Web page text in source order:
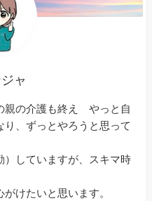
ャ
親の介護も終え やっと自
、ずっとやろうと思って
）していますが、スキマ時
けたいと思います。